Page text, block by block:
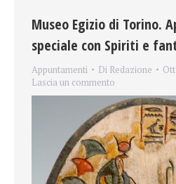
Museo Egizio di Torino.
speciale con Spiriti e
Appuntamenti Di Redazione
Lascia un commento